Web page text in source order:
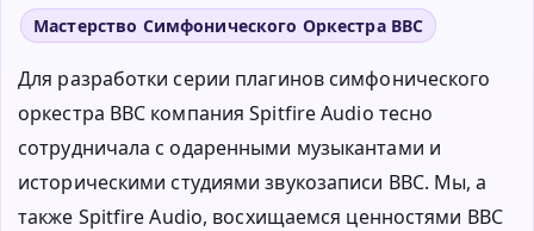
Мастерство Симфонического Оркестра BBC
Для разработки серии плагинов симфонического
оркестра BBC компания Spitfire Audio тесно
сотрудничала с одаренными музыкантами и
историческими студиями звукозаписи BBC. Мы, а
также Spitfire Audio, восхищаемся ценностями BBC